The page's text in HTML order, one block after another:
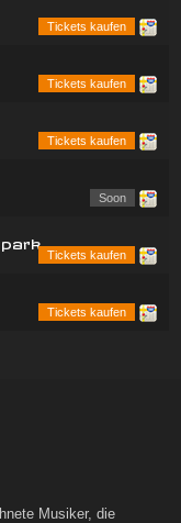
Tickets kaufen
Tickets kaufen
Tickets kaufen
Soon
Tickets kaufen
Tickets kaufen
Musiker, die